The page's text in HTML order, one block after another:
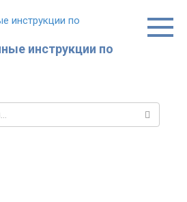
инструкции по